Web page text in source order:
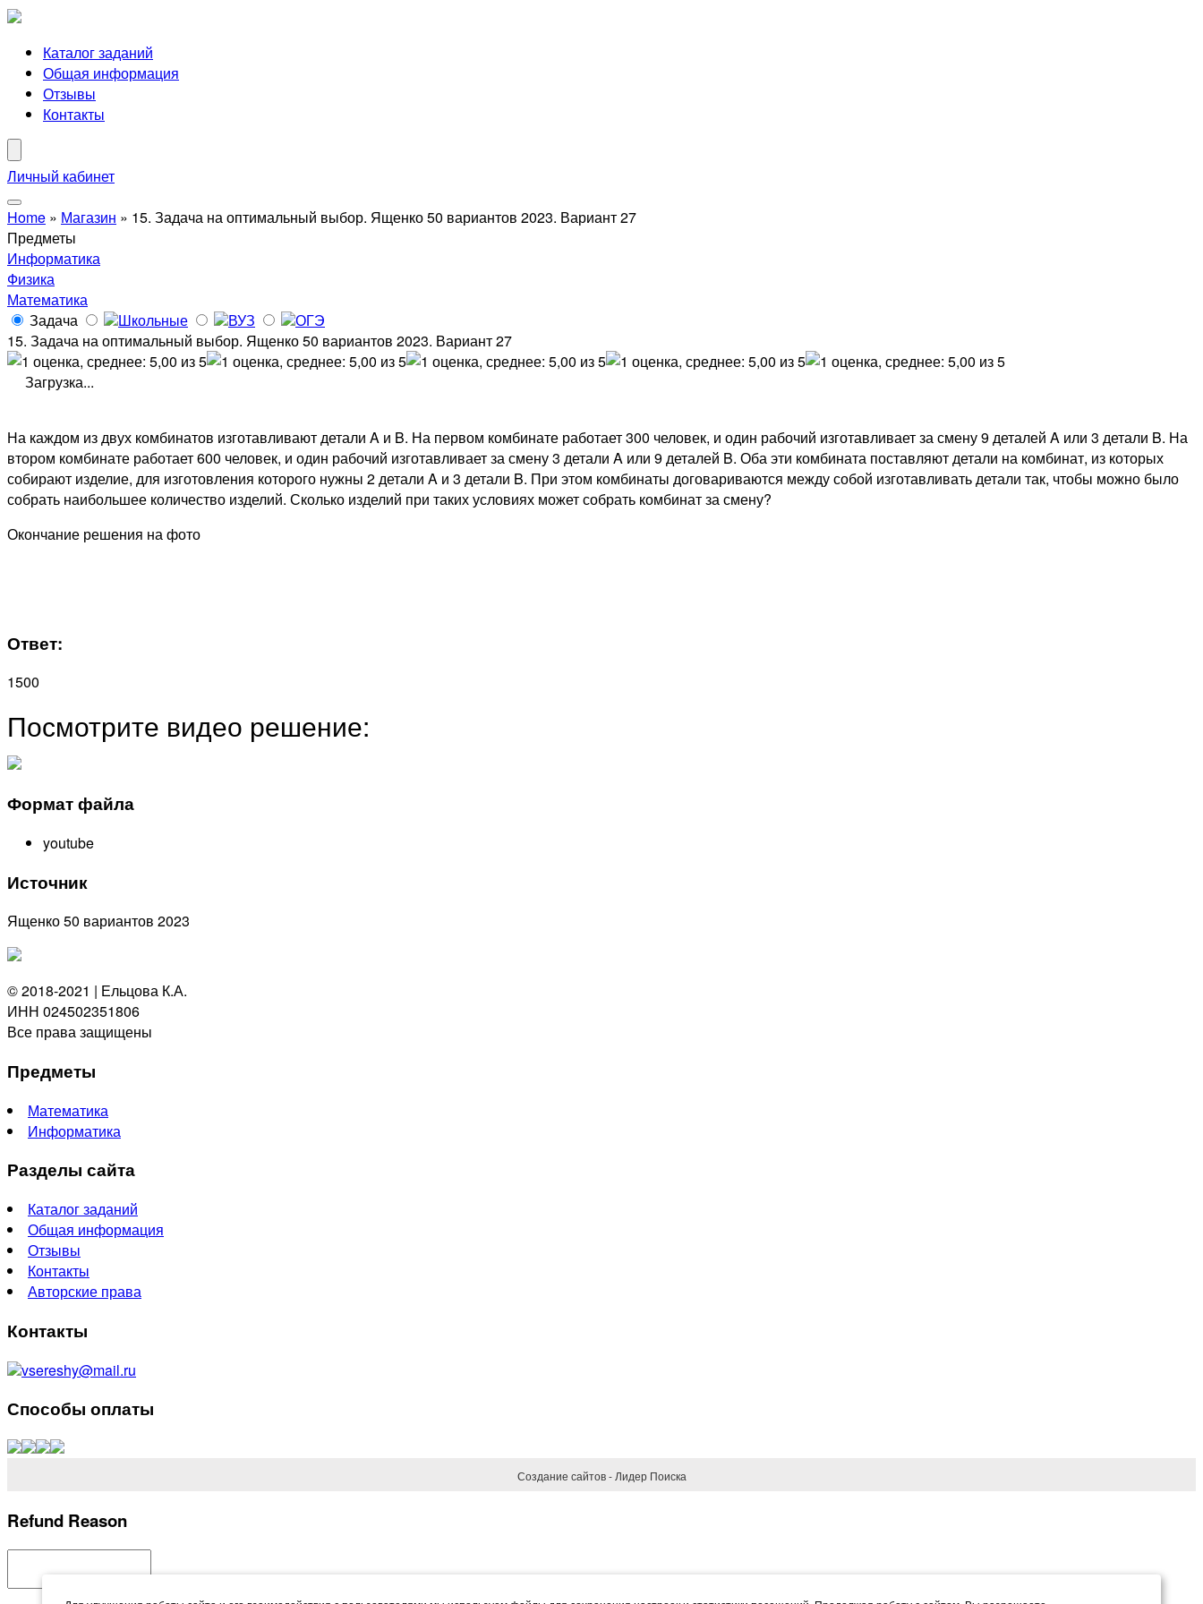
Каталог заданий
Общая информация
Отзывы
Контакты
Личный кабинет
Home » Магазин » 15. Задача на оптимальный выбор. Ященко 50 вариантов 2023. Вариант 27
Предметы
Информатика
Физика
Математика
Задача
Школьные ВУЗ
ОГЭ
15. Задача на оптимальный выбор. Ященко 50 вариантов 2023. Вариант 27
Загрузка...
На каждом из двух комбинатов изготавливают детали A и B. На первом комбинате работает 300 человек, и один рабочий изготавливает за смену 9 деталей A или 3 детали B. На
втором комбинате работает 600 человек, и один рабочий изготавливает за смену 3 детали A или 9 деталей B. Оба эти комбината поставляют детали на комбинат, из которых
собирают изделие, для изготовления которого нужны 2 детали A и 3 детали B. При этом комбинаты договариваются между собой изготавливать детали так, чтобы можно было
собрать наибольшее количество изделий. Сколько изделий при таких условиях может собрать комбинат за смену?
Окончание решения на фото
Ответ:
1500
Посмотрите видео решение:
Формат файла
youtube
Источник
Ященко 50 вариантов 2023
© 2018-2021 | Ельцова К.А.
ИНН 024502351806
Все права защищены
Предметы
Математика
Информатика
Разделы сайта
Каталог заданий
Общая информация
Отзывы
Контакты
Авторские права
Контакты
vsereshy@mail.ru
Способы оплаты
Создание сайтов - Лидер Поиска
Refund Reason